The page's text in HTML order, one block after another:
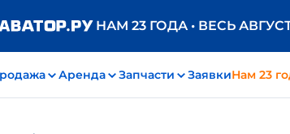
НАМ 23 ГОДА • ВЕСЬ
Аренда Запчасти ЗаявкиНам 23